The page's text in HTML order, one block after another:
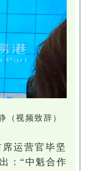
（视频致辞）
运营官毕坚
：“中魁合作